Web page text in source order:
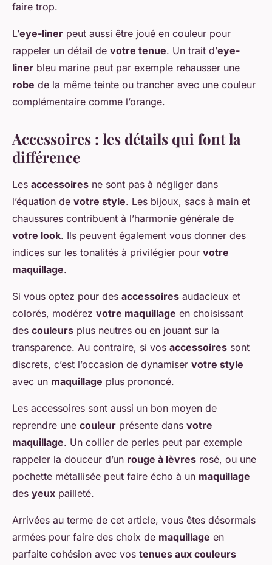
faire trop.
L’eye-liner peut aussi être joué en couleur pour
rappeler un détail de votre tenue. Un trait d’eye-
liner bleu marine peut par exemple rehausser une
robe de la même teinte ou trancher avec une couleur
complémentaire comme l’orange.
Accessoires : les détails qui font la
différence
Les accessoires ne sont pas à négliger dans
l’équation de votre style. Les bijoux, sacs à main et
chaussures contribuent à l’harmonie générale de
votre look. Ils peuvent également vous donner des
indices sur les tonalités à privilégier pour votre
maquillage.
Si vous optez pour des accessoires audacieux et
colorés, modérez votre maquillage en choisissant
des couleurs plus neutres ou en jouant sur la
transparence. Au contraire, si vos accessoires sont
discrets, c’est l’occasion de dynamiser votre style
avec un maquillage plus prononcé.
Les accessoires sont aussi un bon moyen de
reprendre une couleur présente dans votre
maquillage. Un collier de perles peut par exemple
rappeler la douceur d’un rouge à lèvres rosé, ou une
pochette métallisée peut faire écho à un maquillage
des yeux pailleté.
Arrivées au terme de cet article, vous êtes désormais
armées pour faire des choix de maquillage en
parfaite cohésion avec vos tenues aux couleurs